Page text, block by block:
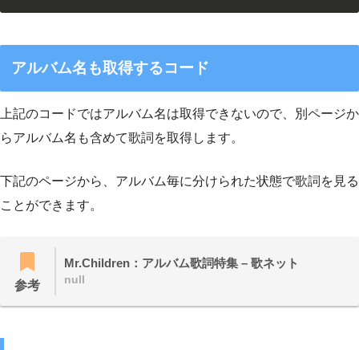
アルバム名も取得するコード
上記のコードではアルバム名は取得できないので、別ページか
らアルバム名も含めて歌詞を取得します。
下記のページから、アルバム毎に分けられた状態で歌詞を見る
ことができます。
参考
Mr.Children：アルバム歌詞特集 – 歌ネット
null